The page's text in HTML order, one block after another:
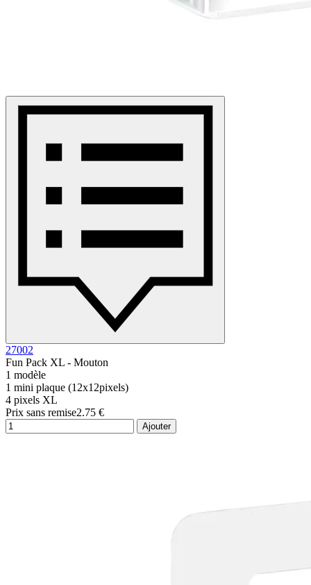
27002
Fun Pack XL - Mouton
1 modèle
1 mini plaque (12x12pixels)
4 pixels XL
Prix sans remise2.75 €
Ajouter